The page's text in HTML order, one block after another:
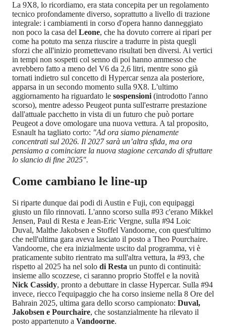
La 9X8, lo ricordiamo, era stata concepita per un regolamento
tecnico profondamente diverso, soprattutto a livello di trazione
integrale: i cambiamenti in corso d'opera hanno danneggiato
non poco la casa del Leone, che ha dovuto correre ai ripari per
come ha potuto ma senza riuscire a tradurre in pista quegli
sforzi che all'inizio promettevano risultati ben diversi. Ai vertici
in tempi non sospetti col senno di poi hanno ammesso che
avrebbero fatto a meno del V6 da 2,6 litri, mentre sono già
tornati indietro sul concetto di Hypercar senza ala posteriore,
apparsa in un secondo momento sulla 9X8. L'ultimo
aggiornamento ha riguardato le sospensioni (introdotto l'anno
scorso), mentre adesso Peugeot punta sull'estrarre prestazione
dall'attuale pacchetto in vista di un futuro che può portare
Peugeot a dove omologare una nuova vettura. A tal proposito,
Esnault ha tagliato corto: "Ad ora siamo pienamente
concentrati sul 2026. Il 2027 sarà un’altra sfida, ma ora
pensiamo a cominciare la nuova stagione cercando di sfruttare
lo slancio di fine 2025".
Come cambiano le line-up
Si riparte dunque dai podi di Austin e Fuji, con equipaggi
giusto un filo rinnovati. L'anno scorso sulla #93 c'erano Mikkel
Jensen, Paul di Resta e Jean-Eric Vergne, sulla #94 Loic
Duval, Malthe Jakobsen e Stoffel Vandoorne, con quest'ultimo
che nell'ultima gara aveva lasciato il posto a Theo Pourchaire.
Vandoorne, che era inizialmente uscito dal programma, vi è
praticamente subito rientrato ma sull'altra vettura, la #93, che
rispetto al 2025 ha nel solo di Resta un punto di continuità:
insieme allo scozzese, ci saranno proprio Stoffel e la novità
Nick Cassidy, pronto a debuttare in classe Hypercar. Sulla #94
invece, riecco l'equipaggio che ha corso insieme nella 8 Ore del
Bahrain 2025, ultima gara dello scorso campionato: Duval,
Jakobsen e Pourchaire, che sostanzialmente ha rilevato il
posto appartenuto a Vandoorne.